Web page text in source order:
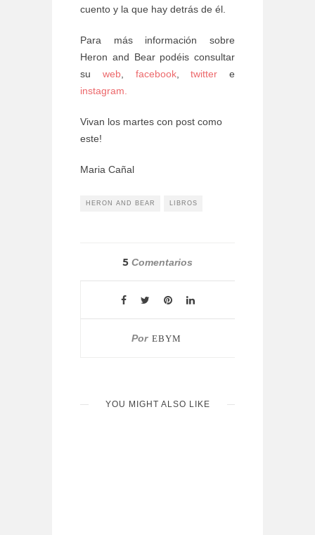
cuento y la que hay detrás de él.
Para más información sobre
Heron and Bear podéis consultar
su web, facebook,twitter e
instagram.
Vivan los martes con post como
este!
Maria Cañal
HERON AND BEAR LIBROS
5 Comentarios
Por EBYM
YOU MIGHT ALSO LIKE